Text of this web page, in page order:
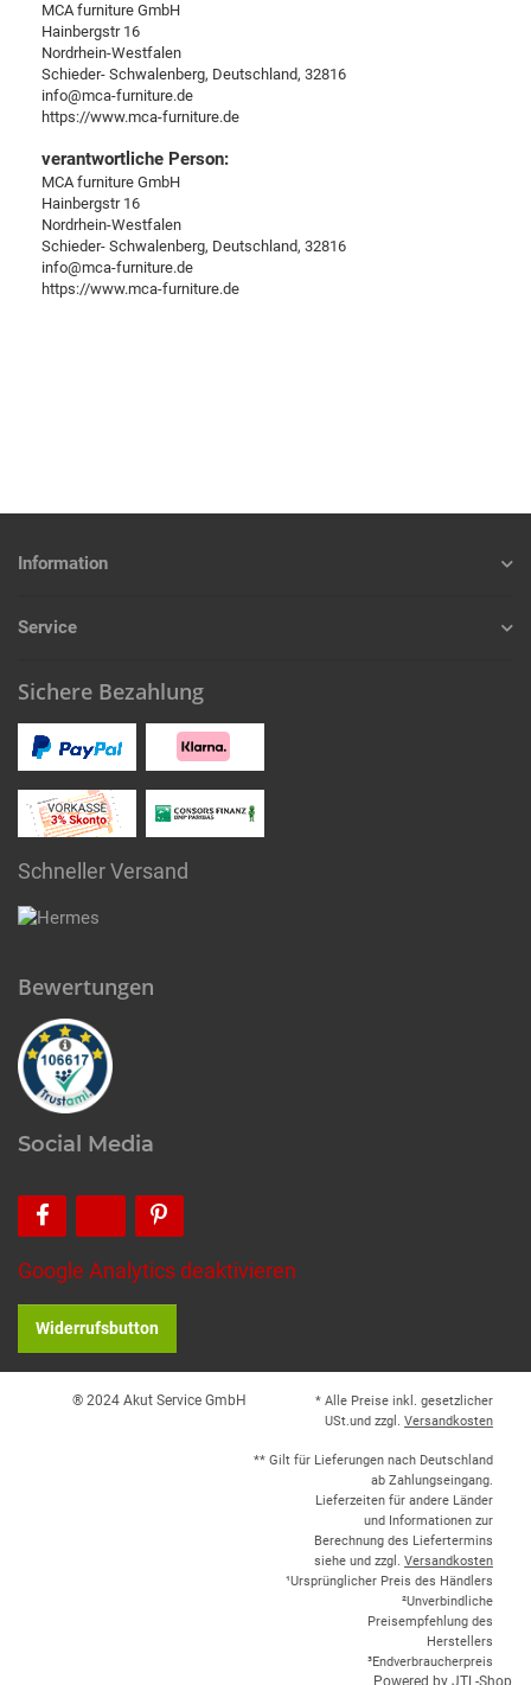
MCA furniture GmbH
Hainbergstr 16
Nordrhein-Westfalen
Schieder- Schwalenberg, Deutschland, 32816
info@mca-furniture.de
https://www.mca-furniture.de
verantwortliche Person:
MCA furniture GmbH
Hainbergstr 16
Nordrhein-Westfalen
Schieder- Schwalenberg, Deutschland, 32816
info@mca-furniture.de
https://www.mca-furniture.de
Information
Service
Sichere Bezahlung
Schneller Versand
Bewertungen
Social Media
Google Analytics deaktivieren
Widerrufsbutton
® 2024 Akut Service GmbH
* Alle Preise inkl. gesetzlicher
USt.und zzgl. Versandkosten
** Gilt für Lieferungen nach Deutschland
ab Zahlungseingang.
Lieferzeiten für andere Länder
und Informationen zur
Berechnung des Liefertermins
siehe und zzgl. Versandkosten
¹Ursprünglicher Preis des Händlers
²Unverbindliche
Preisempfehlung des
Herstellers
³Endverbraucherpreis
Powered by JTL-Shop